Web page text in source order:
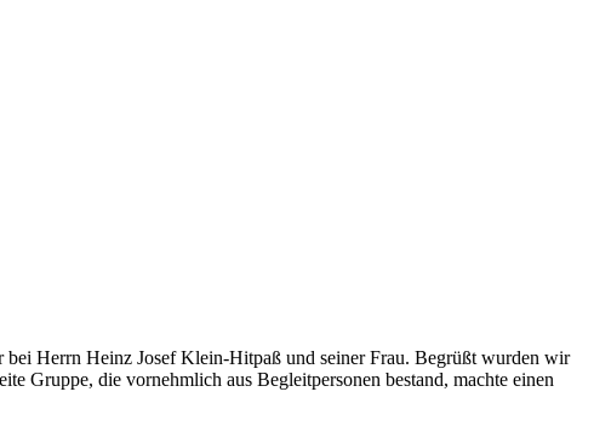
bei Herrn Heinz Josef Klein-Hitpaß und seiner Frau. Begrüßt wurden wir
Gruppe, die vornehmlich aus Begleitpersonen bestand, machte einen